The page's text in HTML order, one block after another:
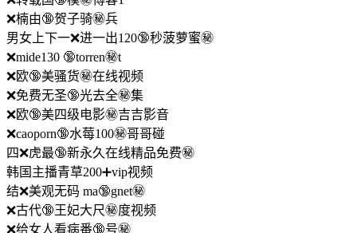
❌楠由🔞贺子骑㊙️兵
男女上下一❌进一出120🔞秒菠萝蜜㊙️
❌mide130 🔞torren㊙️t
❌欧🔞美骚货㊙️在线视频
❌免费无圣🔞光去全㊙️集
❌欧🔞美四级电影㊙️吉吉影音
❌caoporn🔞水莓100㊙️哥哥碰
四❌虎最🔞新永久在线精品免费㊙️
韩国主播青草200➕vip视频
结❌美观无码 ma🔞gnet㊙️
❌古代🔞王妃大尺㊙️度视频
❌给女人看病番🔞号㊙️